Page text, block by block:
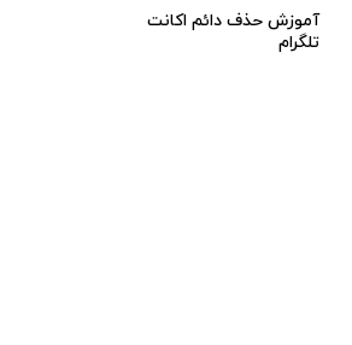
آموزش حذف دائم اکانت
تلگرام